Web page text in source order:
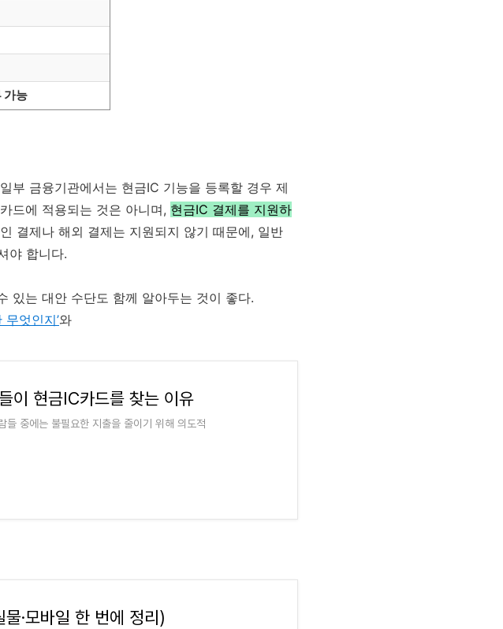
가능
부 금융기관에서는 현금IC 기능을 등록할 경우 제
드에 적용되는 것은 아니며, 현금IC 결제를 지원하
결제나 해외 결제는 지원되지 않기 때문에, 일반
야 합니다.
있는 대안 수단도 함께 알아두는 것이 좋다.
무엇인지’와
이 현금IC카드를 찾는 이유
들 중에는 불필요한 지출을 줄이기 위해 의도적
·모바일 한 번에 정리)